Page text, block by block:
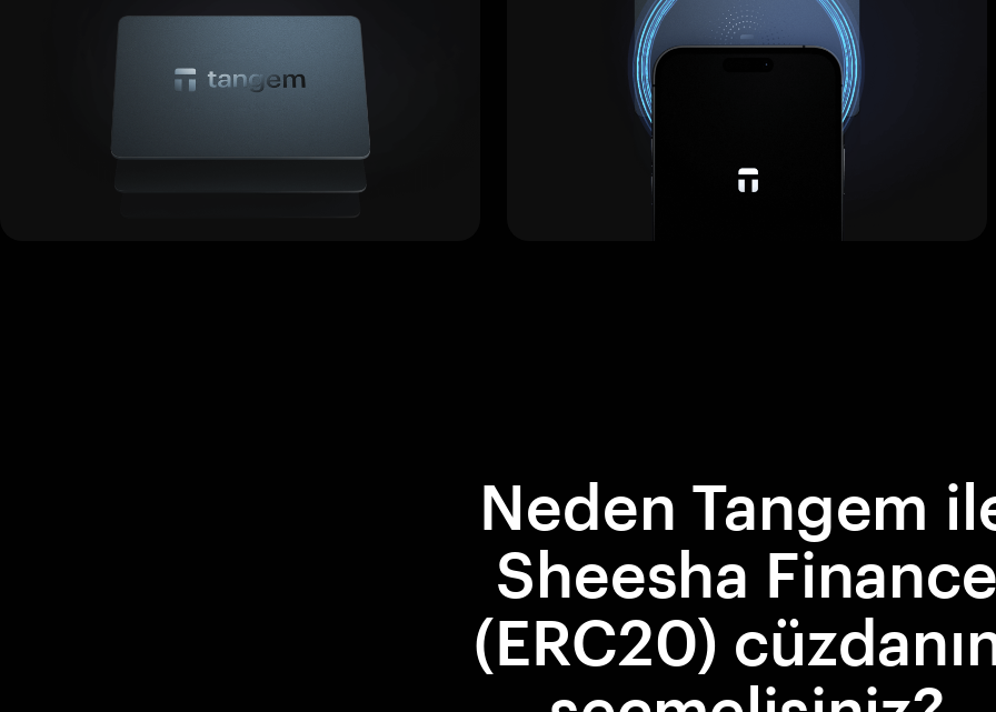
Neden Tangem
Sheesha
(ERC20)